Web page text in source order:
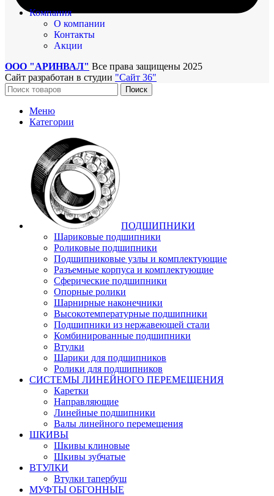
Компания
О компании
Контакты
Акции
ООО "АРИНВАЛ" Все права защищены 2025
Сайт разработан в студии "Сайт 36"
Поиск
Меню
Категории
ПОДШИПНИКИ
Шариковые подшипники
Роликовые подшипники
Подшипниковые узлы и комплектующие
Разъемные корпуса и комплектующие
Сферические подшипники
Опорные ролики
Шарнирные наконечники
Высокотемпературные подшипники
Подшипники из нержавеющей стали
Комбинированные подшипники
Втулки
Шарики для подшипников
Ролики для подшипников
СИСТЕМЫ ЛИНЕЙНОГО ПЕРЕМЕЩЕНИЯ
Каретки
Направляющие
Линейные подшипники
Валы линейного перемещения
ШКИВЫ
Шкивы клиновые
Шкивы зубчатые
ВТУЛКИ
Втулки тапербуш
МУФТЫ ОБГОННЫЕ